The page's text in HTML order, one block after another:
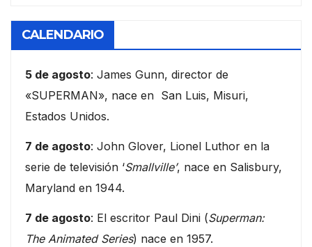
CALENDARIO
5 de agosto: James Gunn, director de
«SUPERMAN», nace en San Luis, Misuri,
Estados Unidos.
7 de agosto: John Glover, Lionel Luthor en la
serie de televisión ‘Smallville’, nace en Salisbury,
Maryland en 1944.
7 de agosto: El escritor Paul Dini (Superman:
The Animated Series) nace en 1957.